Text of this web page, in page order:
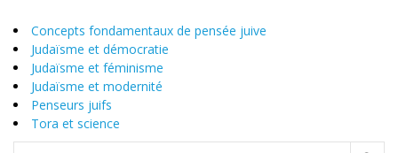
Concepts fondamentaux de pensée juive
Judaïsme et démocratie
Judaïsme et féminisme
Judaïsme et modernité
Penseurs juifs
Tora et science